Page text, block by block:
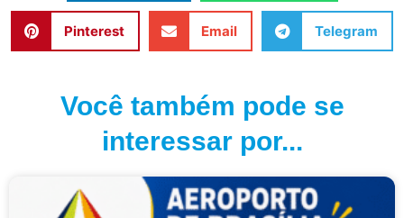
Pinterest Email Telegram
Você também pode se
interessar por...